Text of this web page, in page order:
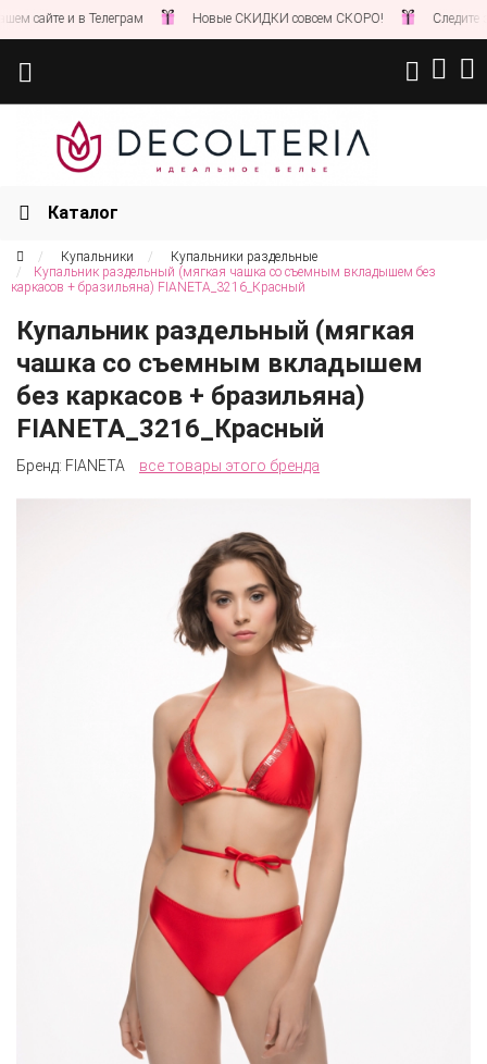
и в Телеграм Новые СКИДКИ совсем СКОРО! Следите за
Каталог
Купальники
Купальники раздельные
Купальник раздельный (мягкая чашка со съемным вкладышем без
каркасов + бразильяна) FIANETA_3216_Красный
Купальник раздельный (мягкая
чашка со съемным вкладышем
без каркасов + бразильяна)
FIANETA_3216_Красный
Бренд: FIANETA все товары этого бренда